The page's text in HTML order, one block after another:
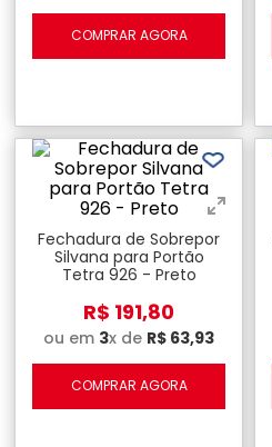
COMPRAR AGORA
Fechadura de Sobrepor
Silvana para Portão
Tetra 926 - Preto
R$ 191,80
ou em 3x de R$ 63,93
COMPRAR AGORA